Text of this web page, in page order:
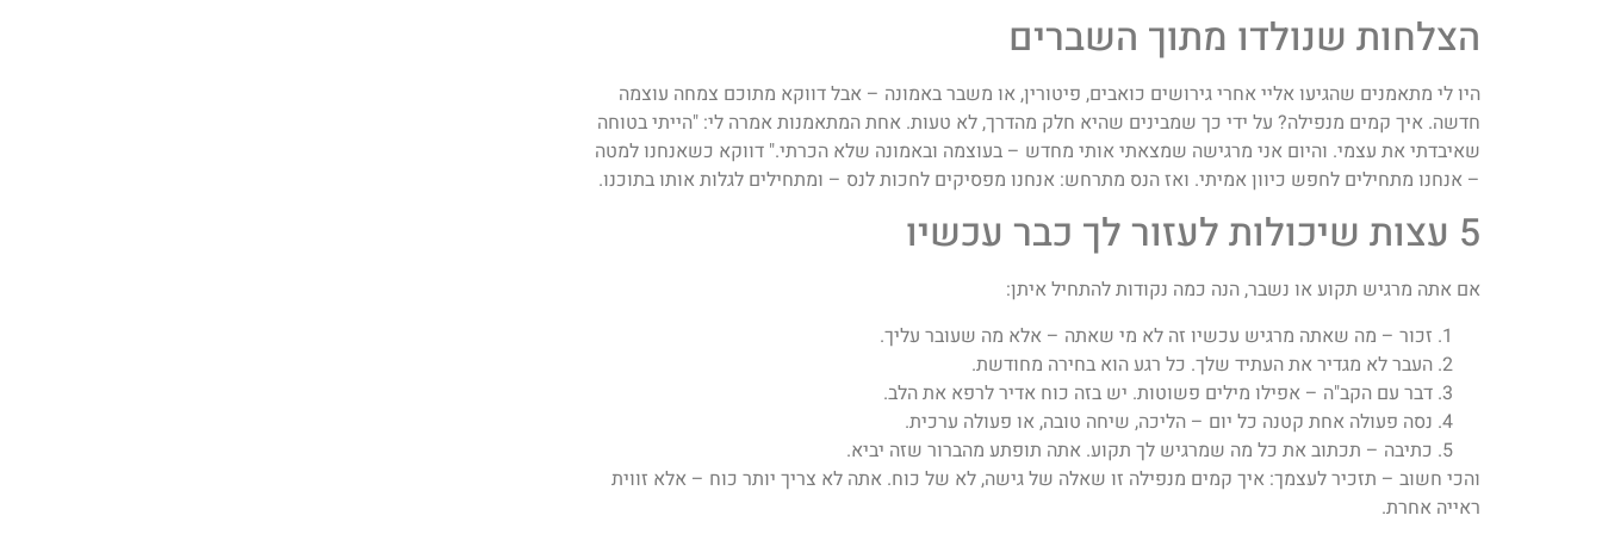
הצלחות שנולדו מתוך השברים
היו לי מתאמנים שהגיעו אליי אחרי גירושים כואבים, פיטורין, או משבר באמונה – אבל דווקא מתוכם צמחה עוצמה
חדשה. איך קמים מנפילה? על ידי כך שמבינים שהיא חלק מהדרך, לא טעות. אחת המתאמנות אמרה לי: "הייתי בטוחה
שאיבדתי את עצמי. והיום אני מרגישה שמצאתי אותי מחדש – בעוצמה ובאמונה שלא הכרתי." דווקא כשאנחנו למטה
– אנחנו מתחילים לחפש כיוון אמיתי. ואז הנס מתרחש: אנחנו מפסיקים לחכות לנס – ומתחילים לגלות אותו בתוכנו.
5 עצות שיכולות לעזור לך כבר עכשיו
אם אתה מרגיש תקוע או נשבר, הנה כמה נקודות להתחיל איתן:
זכור – מה שאתה מרגיש עכשיו זה לא מי שאתה – אלא מה שעובר עליך.
העבר לא מגדיר את העתיד שלך. כל רגע הוא בחירה מחודשת.
דבר עם הקב"ה – אפילו מילים פשוטות. יש בזה כוח אדיר לרפא את הלב.
נסה פעולה אחת קטנה כל יום – הליכה, שיחה טובה, או פעולה ערכית.
כתיבה – תכתוב את כל מה שמרגיש לך תקוע. אתה תופתע מהברור שזה יביא.
והכי חשוב – תזכיר לעצמך: איך קמים מנפילה זו שאלה של גישה, לא של כוח. אתה לא צריך יותר כוח – אלא זווית
ראייה אחרת.